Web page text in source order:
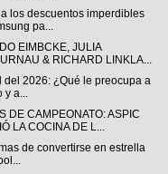
los descuentos imperdibles
pa...
EIMBCKE, JULIA
& RICHARD LINKLA...
del 2026: ¿Qué le preocupa a
y a...
DE CAMPEONATO: ASPIC
LA COCINA DE L...
de convertirse en estrella